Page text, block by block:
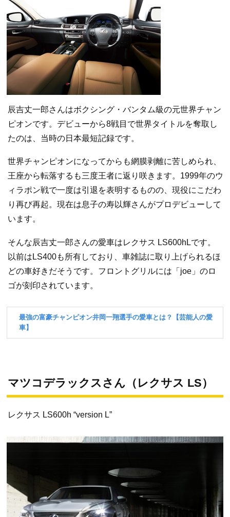
辰吉丈一郎さんはボクシング・バンタム級の元世界チャン
ピオンです。デビューから8戦目で世界タイトルを奪取し
たのは、当時の日本最短記録です。
世界チャンピオンになってからも網膜剥離に苦しめられ、
王座から転落するも三度王者に返り咲きます。1999年のウ
ィラポン戦で一度は引退を表明するものの、現役にこだわ
り再び再起。現在は息子の寿以輝さんがプロデビューして
います。
そんな辰吉丈一郎さんの愛車はレクサス LS600hLです。
以前はLS400も所有しており、車雑誌に取り上げられるほ
どの車好きだそうです。フロントグリルには「joe」のロ
ゴが刻印されています。
マツコデラックスさん（レクサス LS）
レクサス LS600h “version L”